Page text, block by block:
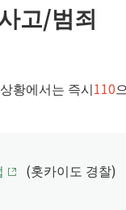
고/범죄
황에서는 즉시110
(홋카이도 경찰)